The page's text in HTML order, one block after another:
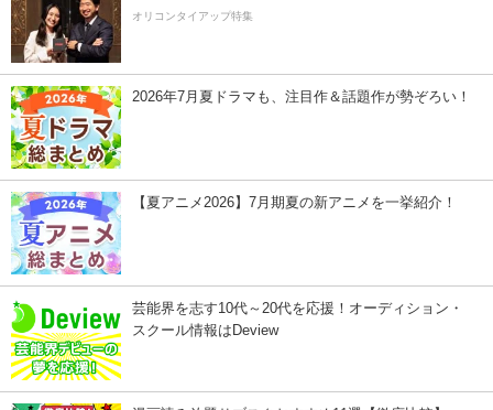
オリコンタイアップ特集
2026年7月夏ドラマも、注目作＆話題作が勢ぞろい！
【夏アニメ2026】7月期夏の新アニメを一挙紹介！
芸能界を志す10代～20代を応援！オーディション・
スクール情報はDeview